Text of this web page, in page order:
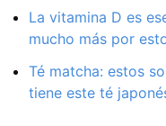
La vitamina D es
mucho más por
Té matcha: estos
tiene este té